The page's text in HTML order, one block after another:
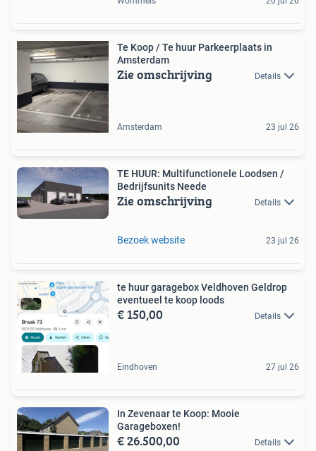
Te Koop / Te huur Parkeerplaats in
Amsterdam
Zie omschrijving Details
Amsterdam 23 jul 26
TE HUUR: Multifunctionele Loodsen /
Bedrijfsunits Neede
Zie omschrijving Details
Bezoek website 23 jul 26
te huur garagebox Veldhoven Geldrop
eventueel te koop loods
€ 150,00 Details
Eindhoven 27 jul 26
In Zevenaar te Koop: Mooie
Garageboxen!
€ 26.500,00 Details